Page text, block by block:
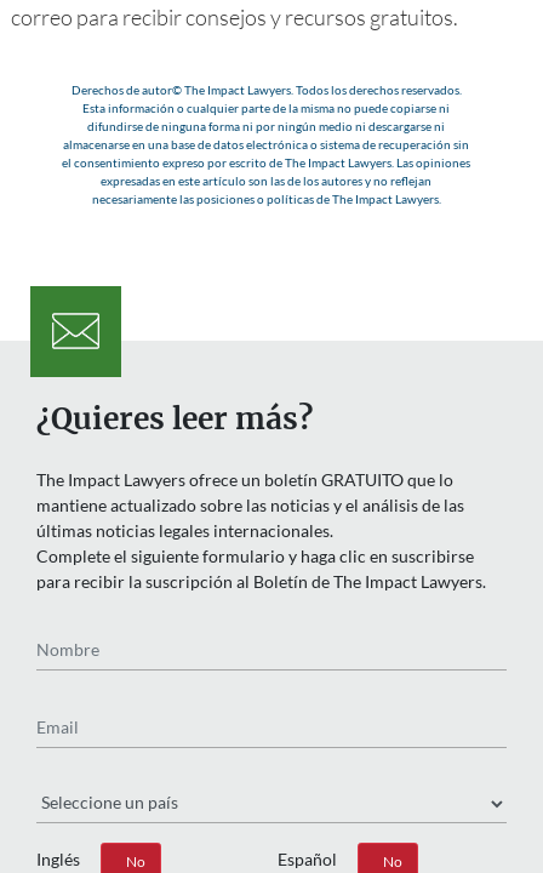
correo para recibir consejos y recursos gratuitos.
Derechos de autor© The Impact Lawyers. Todos los derechos reservados.
Esta información o cualquier parte de la misma no puede copiarse ni
difundirse de ninguna forma ni por ningún medio ni descargarse ni
almacenarse en una base de datos electrónica o sistema de recuperación sin
el consentimiento expreso por escrito de The Impact Lawyers. Las opiniones
expresadas en este artículo son las de los autores y no reflejan
necesariamente las posiciones o políticas de The Impact Lawyers.
¿Quieres leer más?
The Impact Lawyers ofrece un boletín GRATUITO que lo
mantiene actualizado sobre las noticias y el análisis de las
últimas noticias legales internacionales.
Complete el siguiente formulario y haga clic en suscribirse
para recibir la suscripción al Boletín de The Impact Lawyers.
Inglés
Sí No Español
Sí No